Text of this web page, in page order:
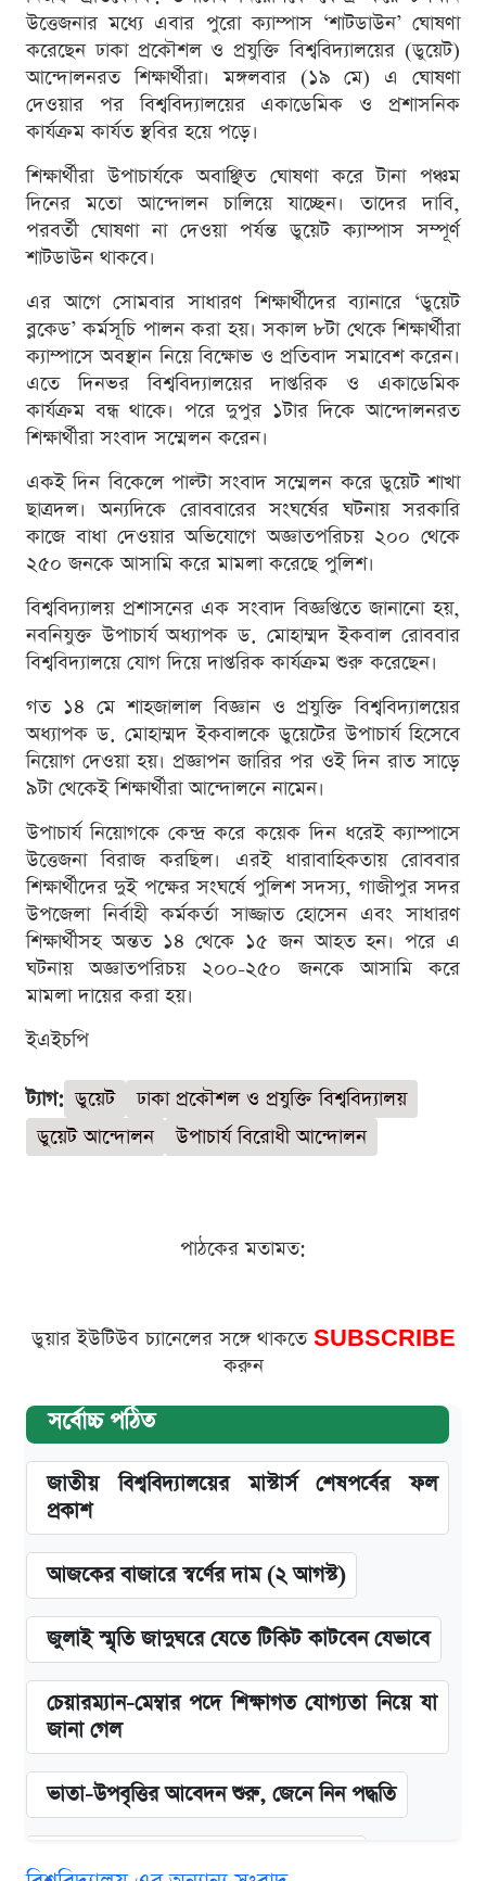
উত্তেজনার মধ্যে এবার পুরো ক্যাম্পাস ‘শাটডাউন’ ঘোষণা
করেছেন ঢাকা প্রকৌশল ও প্রযুক্তি বিশ্ববিদ্যালয়ের (ডুয়েট)
আন্দোলনরত শিক্ষার্থীরা। মঙ্গলবার (১৯ মে) এ ঘোষণা
দেওয়ার পর বিশ্ববিদ্যালয়ের একাডেমিক ও প্রশাসনিক
কার্যক্রম কার্যত স্থবির হয়ে পড়ে।
শিক্ষার্থীরা উপাচার্যকে অবাঞ্ছিত ঘোষণা করে টানা পঞ্চম
দিনের মতো আন্দোলন চালিয়ে যাচ্ছেন। তাদের দাবি,
পরবর্তী ঘোষণা না দেওয়া পর্যন্ত ডুয়েট ক্যাম্পাস সম্পূর্ণ
শাটডাউন থাকবে।
এর আগে সোমবার সাধারণ শিক্ষার্থীদের ব্যানারে ‘ডুয়েট
ব্লকেড’ কর্মসূচি পালন করা হয়। সকাল ৮টা থেকে শিক্ষার্থীরা
ক্যাম্পাসে অবস্থান নিয়ে বিক্ষোভ ও প্রতিবাদ সমাবেশ করেন।
এতে দিনভর বিশ্ববিদ্যালয়ের দাপ্তরিক ও একাডেমিক
কার্যক্রম বন্ধ থাকে। পরে দুপুর ১টার দিকে আন্দোলনরত
শিক্ষার্থীরা সংবাদ সম্মেলন করেন।
একই দিন বিকেলে পাল্টা সংবাদ সম্মেলন করে ডুয়েট শাখা
ছাত্রদল। অন্যদিকে রোববারের সংঘর্ষের ঘটনায় সরকারি
কাজে বাধা দেওয়ার অভিযোগে অজ্ঞাতপরিচয় ২০০ থেকে
২৫০ জনকে আসামি করে মামলা করেছে পুলিশ।
বিশ্ববিদ্যালয় প্রশাসনের এক সংবাদ বিজ্ঞপ্তিতে জানানো হয়,
নবনিযুক্ত উপাচার্য অধ্যাপক ড. মোহাম্মদ ইকবাল রোববার
বিশ্ববিদ্যালয়ে যোগ দিয়ে দাপ্তরিক কার্যক্রম শুরু করেছেন।
গত ১৪ মে শাহজালাল বিজ্ঞান ও প্রযুক্তি বিশ্ববিদ্যালয়ের
অধ্যাপক ড. মোহাম্মদ ইকবালকে ডুয়েটের উপাচার্য হিসেবে
নিয়োগ দেওয়া হয়। প্রজ্ঞাপন জারির পর ওই দিন রাত সাড়ে
৯টা থেকেই শিক্ষার্থীরা আন্দোলনে নামেন।
উপাচার্য নিয়োগকে কেন্দ্র করে কয়েক দিন ধরেই ক্যাম্পাসে
উত্তেজনা বিরাজ করছিল। এরই ধারাবাহিকতায় রোববার
শিক্ষার্থীদের দুই পক্ষের সংঘর্ষে পুলিশ সদস্য, গাজীপুর সদর
উপজেলা নির্বাহী কর্মকর্তা সাজ্জাত হোসেন এবং সাধারণ
শিক্ষার্থীসহ অন্তত ১৪ থেকে ১৫ জন আহত হন। পরে এ
ঘটনায় অজ্ঞাতপরিচয় ২০০-২৫০ জনকে আসামি করে
মামলা দায়ের করা হয়।
ইএইচপি
ট্যাগ: ডুয়েট
ঢাকা প্রকৌশল ও প্রযুক্তি বিশ্ববিদ্যালয়
ডুয়েট আন্দোলন
উপাচার্য বিরোধী আন্দোলন
পাঠকের মতামত:
ডুয়ার ইউটিউব চ্যানেলের সঙ্গে থাকতে SUBSCRIBE
করুন
সর্বোচ্চ পঠিত
জাতীয় বিশ্ববিদ্যালয়ের মাস্টার্স শেষপর্বের ফল
প্রকাশ
আজকের বাজারে স্বর্ণের দাম (২ আগস্ট)
জুলাই স্মৃতি জাদুঘরে যেতে টিকিট কাটবেন যেভাবে
চেয়ারম্যান-মেম্বার পদে শিক্ষাগত যোগ্যতা নিয়ে যা
জানা গেল
ভাতা-উপবৃত্তির আবেদন শুরু, জেনে নিন পদ্ধতি